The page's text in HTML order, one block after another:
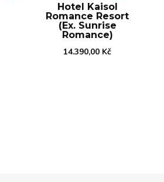
Hotel Kaisol
Romance Resort
(Ex. Sunrise
Romance)
14.390,00 Kč